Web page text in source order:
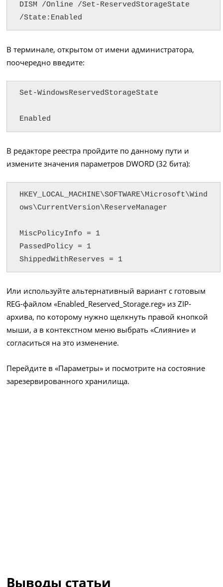
DISM /Online /Set-ReservedStorageState
/State:Enabled
В терминале, открытом от имени администратора,
поочередно введите:
Set-WindowsReservedStorageState
Enabled
В редакторе реестра пройдите по данному пути и
измените значения параметров DWORD (32 бита):
HKEY_LOCAL_MACHINE\SOFTWARE\Microsoft\Wind
ows\CurrentVersion\ReserveManager
MiscPolicyInfo = 1
PassedPolicy = 1
ShippedWithReserves = 1
Или используйте альтернативный вариант с готовым
REG-файлом «Enabled_Reserved_Storage.reg» из ZIP-
архива, по которому нужно щелкнуть правой кнопкой
мыши, а в контекстном меню выбрать «Слияние» и
согласиться на это изменение.
Перейдите в «Параметры» и посмотрите на состояние
зарезервированного хранилища.
Выводы статьи